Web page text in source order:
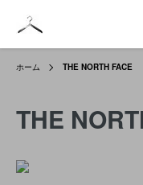
ホーム THE NORTH FACE
THE